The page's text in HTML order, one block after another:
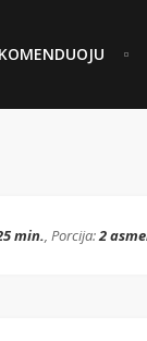
min., Porcija:2